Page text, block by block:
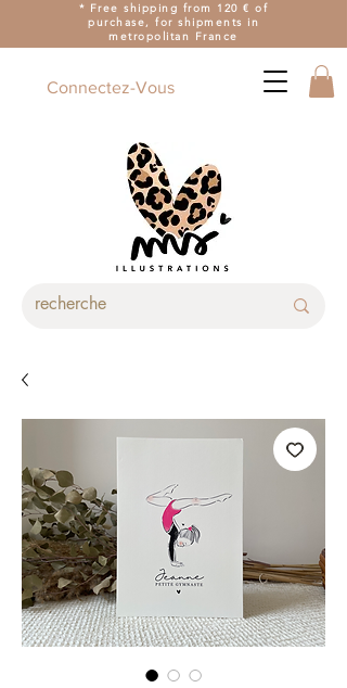
* Free shipping from 120 € of
purchase, for shipments in
metropolitan France
Connectez-Vous